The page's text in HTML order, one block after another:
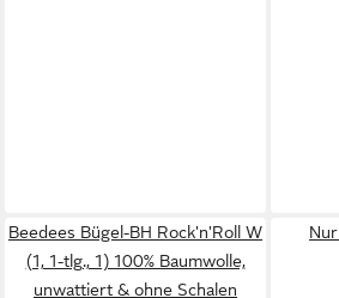
Beedees Bügel-BH Rock'n'Roll W
(1, 1-tlg., 1) 100% Baumwolle,
unwattiert & ohne Schalen